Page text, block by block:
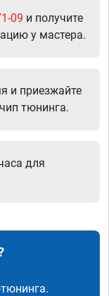
09 и получите
у мастера.
и приезжайте
тюнинга.
для